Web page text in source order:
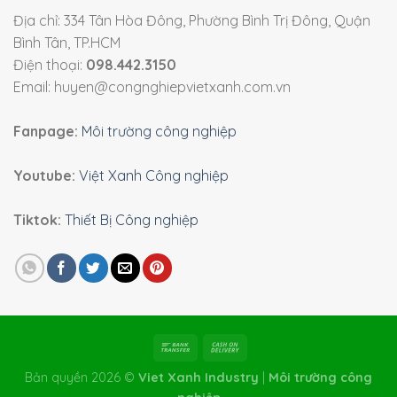
Địa chỉ: 334 Tân Hòa Đông, Phường Bình Trị Đông, Quận
Bình Tân, TP.HCM
Điện thoại: 098.442.3150
Email: huyen@congnghiepvietxanh.com.vn
Fanpage: Môi trường công nghiệp
Youtube: Việt Xanh Công nghiệp
Tiktok: Thiết Bị Công nghiệp
Bản quyền 2026 © Viet Xanh Industry
Môi trường công